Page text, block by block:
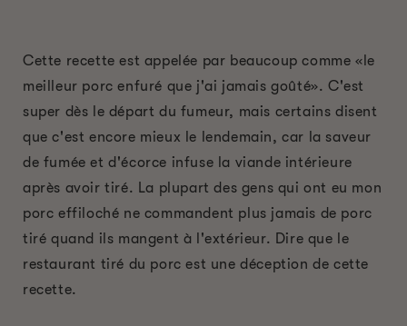
Cette recette est appelée par beaucoup comme «le
meilleur porc enfuré que j'ai jamais goûté». C'est
super dès le départ du fumeur, mais certains disent
que c'est encore mieux le lendemain, car la saveur
de fumée et d'écorce infuse la viande intérieure
après avoir tiré. La plupart des gens qui ont eu mon
porc effiloché ne commandent plus jamais de porc
tiré quand ils mangent à l'extérieur. Dire que le
restaurant tiré du porc est une déception de cette
recette.